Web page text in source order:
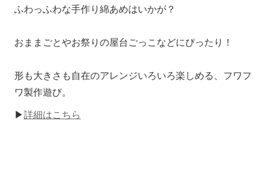
ふわっふわな手作り綿あめはいかが？
おままごとやお祭りの屋台ごっこなどにぴったり！
形も大きさも自在のアレンジいろいろ楽しめる、フワフ
ワ製作遊び。
▶詳細はこちら